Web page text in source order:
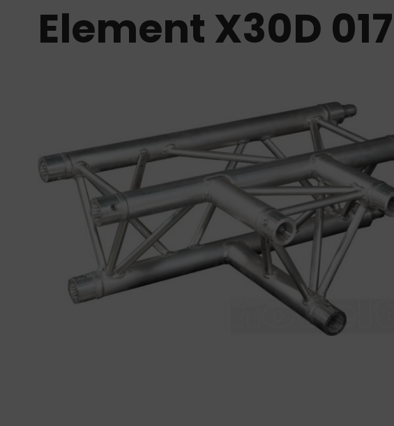
Element X30D 017